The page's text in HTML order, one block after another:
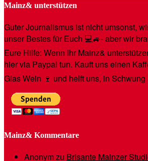
Mainz& unterstützen
Guter Journalismus ist nicht umsonst,
unser Bestes für Euch 💻🚙- aber wir
Eure Hilfe: Wenn Ihr Mainz&
hier via Paypal tun. Kauft uns einen
Glas Wein 🍷 und helft uns, in
Mainz& Kommentare
Anonymzu Brisante Mainzer